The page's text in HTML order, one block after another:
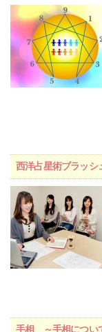
西洋占星術ブラッシ
手相 ～手相につい